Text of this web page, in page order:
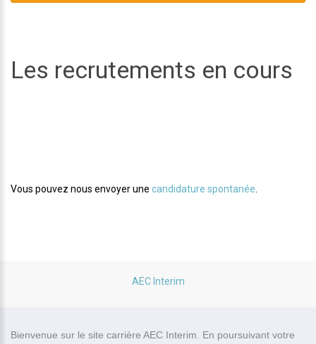
Bienvenue sur le site carrière AEC Interim. En poursuivant votre
Les recrutements en cours
Vous pouvez nous envoyer une candidature spontanée
AEC Interim
Recrutor, logiciel de recrutement